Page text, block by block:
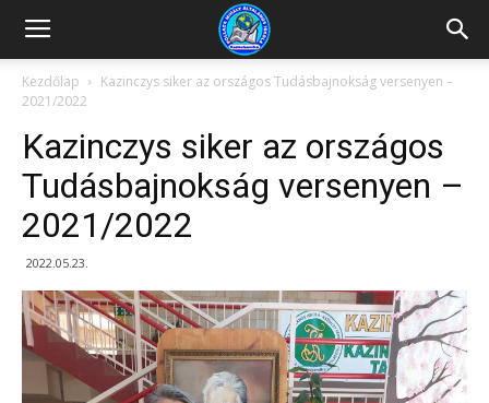
Kazincbarcikai
Pollack
Mihály
Általános
Iskola
Kezdőlap
Kazinczys siker az országos Tudásbajnokság versenyen –
2021/2022
Kazinczys siker az országos
Tudásbajnokság versenyen –
2021/2022
2022.05.23.